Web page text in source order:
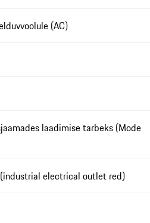
(AC)
laadimise tarbeks (Mode
electrical outlet red)